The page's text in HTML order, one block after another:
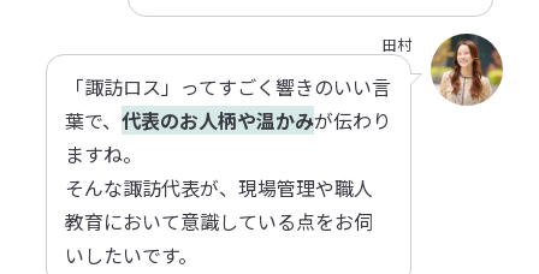
田村
「諏訪ロス」ってすごく響きのいい言
葉で、代表のお人柄や温かみが伝わり
ますね。
そんな諏訪代表が、現場管理や職人
教育において意識している点をお伺
いしたいです。